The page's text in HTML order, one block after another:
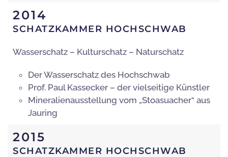
2014
SCHATZKAMMER HOCHSCHWAB
Wasserschatz – Kulturschatz – Naturschatz
Der Wasserschatz des Hochschwab
Prof. Paul Kassecker – der vielseitige Künstler
Mineralienausstellung vom „Stoasuacher“ aus
Jauring
2015
SCHATZKAMMER HOCHSCHWAB